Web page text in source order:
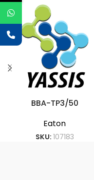
BBA-TP3/50
Eaton
SKU: 107183